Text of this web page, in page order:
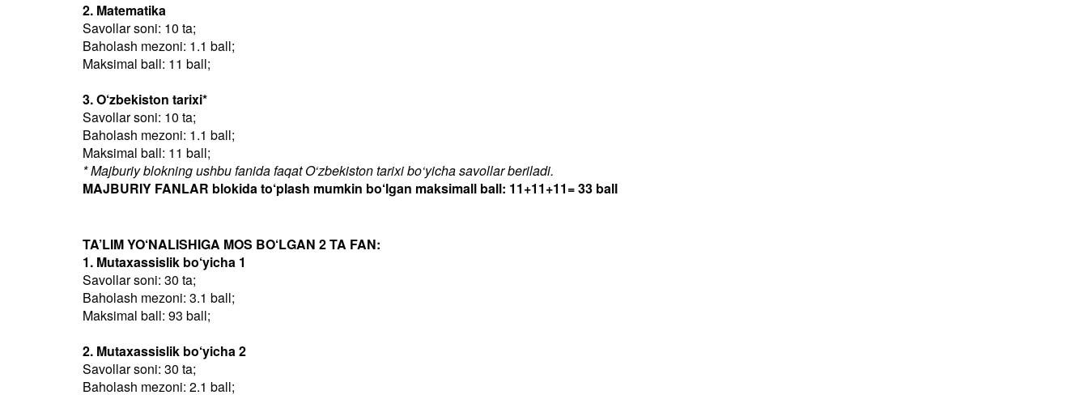
2. Matematika
Savollar soni: 10 ta;
Baholash mezoni: 1.1 ball;
Maksimal ball: 11 ball;
3. O‘zbekiston tarixi*
Savollar soni: 10 ta;
Baholash mezoni: 1.1 ball;
Maksimal ball: 11 ball;
* Majburiy blokning ushbu fanida faqat O‘zbekiston tarixi bo‘yicha savollar beriladi.
MAJBURIY FANLAR blokida to‘plash mumkin bo‘lgan maksimall ball: 11+11+11= 33 ball
TA’LIM YO‘NALISHIGA MOS BO‘LGAN 2 TA FAN:
1. Mutaxassislik bo‘yicha 1
Savollar soni: 30 ta;
Baholash mezoni: 3.1 ball;
Maksimal ball: 93 ball;
2. Mutaxassislik bo‘yicha 2
Savollar soni: 30 ta;
Baholash mezoni: 2.1 ball;